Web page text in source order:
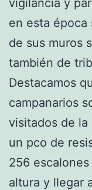
en esta época
de sus muros
también de
Destacamos
campanarios
visitados de
un pco de
256
altura y llegar